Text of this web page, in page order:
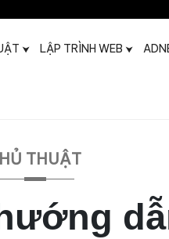
LẬP TRÌNH WEB
THUẬT